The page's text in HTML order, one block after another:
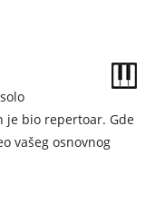
je bio repertoar. Gde
vašeg osnovnog